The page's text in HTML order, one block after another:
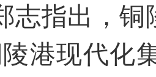
指出，铜
港现代化